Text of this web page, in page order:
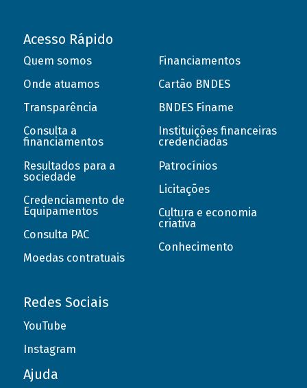
Acesso Rápido
Quem somos
Onde atuamos
Transparência
Consulta a
financiamentos
Resultados para a
sociedade
Credenciamento de
Equipamentos
Consulta PAC
Moedas contratuais
Financiamentos
Cartão BNDES
BNDES Finame
Instituições financeiras
credenciadas
Patrocínios
Licitações
Cultura e economia
criativa
Conhecimento
Redes Sociais
YouTube
Instagram
Ajuda